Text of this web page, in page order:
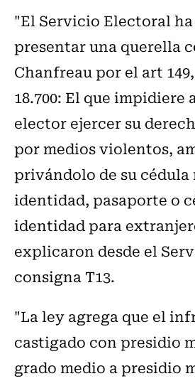
"El Servicio Electoral
presentar una querella
Chanfreau por el art
18.700: El que impidiere
elector ejercer su
por medios violentos,
privándolo de su cédula
identidad, pasaporte o
identidad para
explicaron desde el
consigna T13.
"La ley agrega que el
castigado con presidio
grado medio a presidio